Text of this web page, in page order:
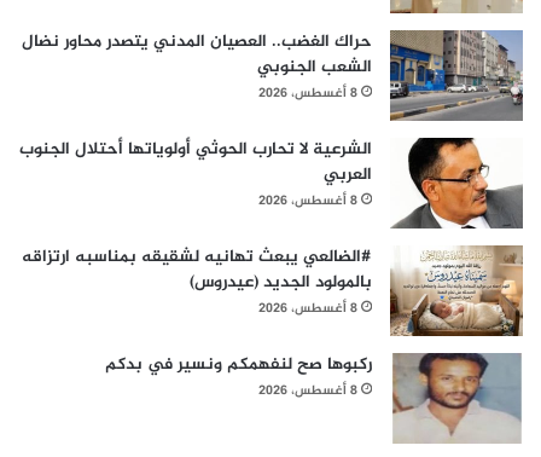
حراك الغضب.. العصيان المدني يتصدر محاور نضال
الشعب الجنوبي
8 أغسطس، 2026
الشرعية لا تحارب الحوثي أولوياتها أحتلال الجنوب
العربي
8 أغسطس، 2026
#الضالعي يبعث تهانيه لشقيقه بمناسبه ارتزاقه
بالمولود الجديد (عيدروس)
8 أغسطس، 2026
ركبوها صح لنفهمكم ونسير في بدكم
8 أغسطس، 2026